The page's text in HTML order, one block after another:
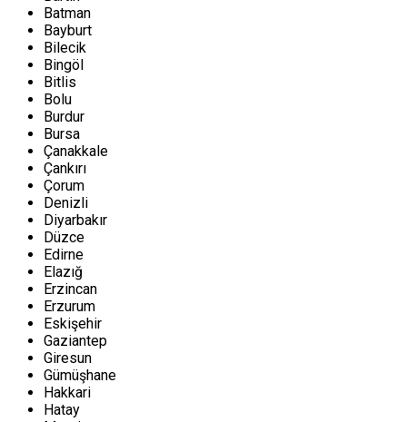
Batman
Bayburt
Bilecik
Bingöl
Bitlis
Bolu
Burdur
Bursa
Çanakkale
Çankırı
Çorum
Denizli
Diyarbakır
Düzce
Edirne
Elazığ
Erzincan
Erzurum
Eskişehir
Gaziantep
Giresun
Gümüşhane
Hakkari
Hatay